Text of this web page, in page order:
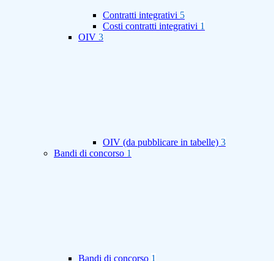
Contratti integrativi 5
Costi contratti integrativi 1
OIV 3
OIV (da pubblicare in tabelle) 3
Bandi di concorso 1
Bandi di concorso 1